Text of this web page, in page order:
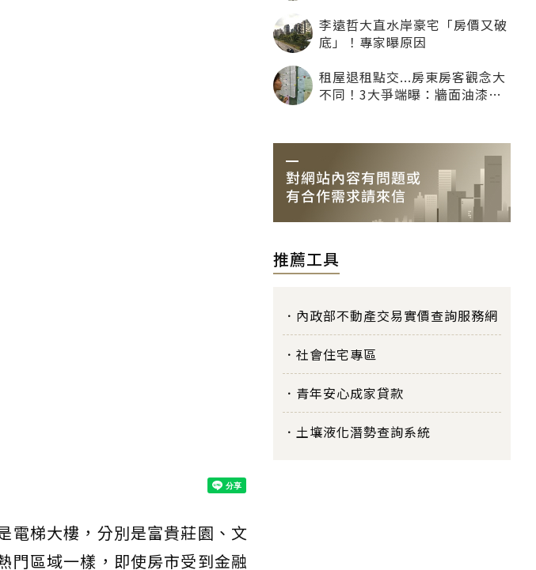
電梯大樓，分別是富貴莊園、文
門區域一樣，即使房市受到金融
李遠哲大直水岸豪宅「房價又破
底」！專家曝原因
租屋退租點交...房東房客觀念大
不同！3大爭端曝：牆面油漆、
推薦工具
內政部不動產交易實價查詢服務網
社會住宅專區
青年安心成家貸款
土壤液化潛勢查詢系統